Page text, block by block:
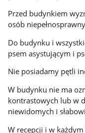
Przed budynkiem
osób
Do budynku i
psem asystującym i
Nie posiadamy pętli
W budynku nie ma
kontrastowych lub w
niewidomych i
W recepcji i w